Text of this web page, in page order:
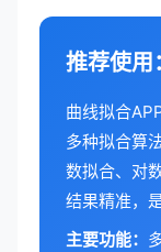
推荐使用
曲线拟合
多种拟合算
数拟合、对
结果精准，
主要功能：